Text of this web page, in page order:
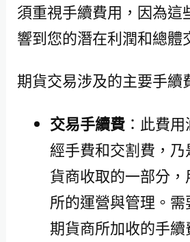
須重視手續費用，因為這
響到您的潛在利潤和總體
期貨交易涉及的主要手續
交易手續費：此費用
經手費和交割費，
貨商收取的一部分
所的運營與管理。需
期貨商所加收的手